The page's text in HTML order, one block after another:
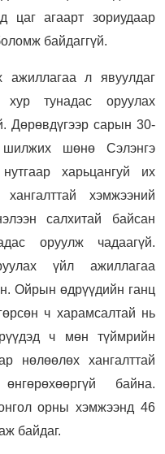
цаг агаарт зориудаар
байдаггүй.
ажиллагаа л явуулдаг
хур тунадас оруулах
Дөрөвдүгээр сарын 30-
шөнө Сэлэнгэ
харьцангуй их
хэмжээний
салхитай байсан
оруулж чадаагүй.
үйл ажиллагаа
Ойрын өдрүүдийн ганц
ч харамсалтай нь
ч мөн түймрийн
нөлөөлөх хангалттай
байна.
орны хэмжээнд 46
байдаг.